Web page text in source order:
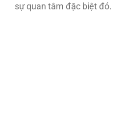
sự quan tâm đặc biệt đó.